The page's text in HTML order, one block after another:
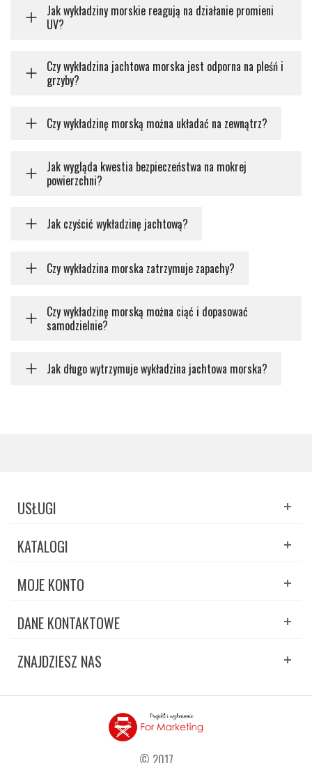
Jak wykładziny morskie reagują na działanie promieni
UV?
Czy wykładzina jachtowa morska jest odporna na pleśń i
grzyby?
Czy wykładzinę morską można układać na zewnątrz?
Jak wygląda kwestia bezpieczeństwa na mokrej
powierzchni?
Jak czyścić wykładzinę jachtową?
Czy wykładzina morska zatrzymuje zapachy?
Czy wykładzinę morską można ciąć i dopasować
samodzielnie?
Jak długo wytrzymuje wykładzina jachtowa morska?
USŁUGI
KATALOGI
MOJE KONTO
DANE KONTAKTOWE
ZNAJDZIESZ NAS
© 2017